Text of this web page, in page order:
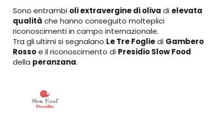
Sono entrambi oli extravergine di oliva di elevata
qualità che hanno conseguito molteplici
riconoscimenti in campo internazionale.
Tra gli ultimi si segnalano Le Tre Fogliedi Gambero
Rossoe il riconoscimento di Presidio Slow Food
della peranzana.